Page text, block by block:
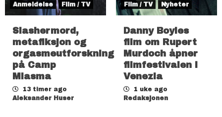
Anmeldelse Film / TV
Slashermord,
metafiksjon og
orgasmeutforskning
på Camp
Miasma
13 timer ago
Aleksander Huser
Film / TV Nyheter
Danny Boyles
film om Rupert
Murdoch åpner
filmfestivalen i
Venezia
1 uke ago
Redaksjonen